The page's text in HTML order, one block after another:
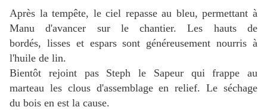
Après la tempête, le ciel repasse au bleu, permettant à
Manu d'avancer sur le chantier. Les hauts de
bordés, lisses et espars sont généreusement nourris à
l'huile de lin.
Bientôt rejoint pas Steph le Sapeur qui frappe au
marteau les clous d'assemblage en relief. Le séchage
du bois en est la cause.